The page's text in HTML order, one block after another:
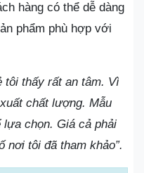
hàng có thể dễ dàng
phẩm phù hợp với
tôi thấy rất an tâm. Vì
chất lượng. Mẫu
chọn. Giá cả phải
nơi tôi đã tham khảo”.